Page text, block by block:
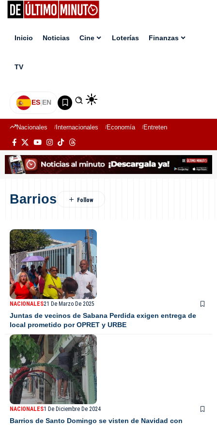
Inicio Noticias Cine Loterías Finanzas
TV
ES|EN
Nacionales Internacionales Economía Entretenimiento
Barrios
NACIONALES21 De Marzo De 2025
Juntas de vecinos de Sabana Perdida exigen entrega de
local prometido por OPRET y URBE
NACIONALES1 De Diciembre De 2024
Barrios de Santo Domingo se visten de Navidad con